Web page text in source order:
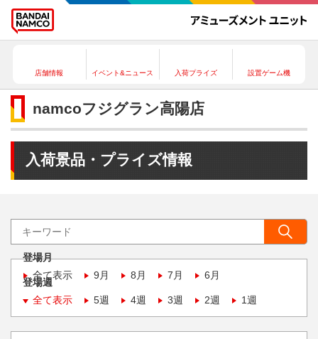
店舗情報 イベント&ニュース 入荷プライズ 設置ゲーム機
namcoフジグラン高陽店
入荷景品・プライズ情報
登場月
全て表示
9月 8月 7月 6月
登場週
全て表示
5週 4週 3週 2週 1週